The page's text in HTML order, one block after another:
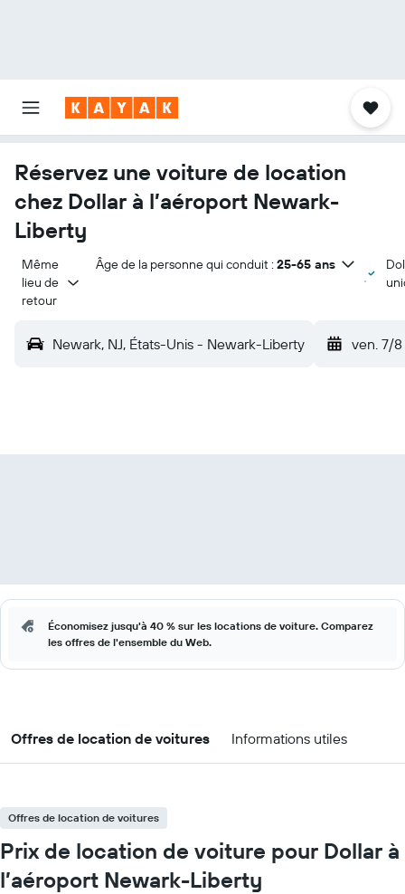
Réservez une voiture de location
chez Dollar à l’aéroport Newark-
Liberty
Même
lieu de
retour
Âge de la personne qui conduit : 25-65 ans
Newark, NJ, États-Unis - Newark-Liberty ven. 7/8
Économisez jusqu'à 40 % sur les locations de voiture. Comparez
les offres de l'ensemble du Web.
Offres de location de voitures Informations utiles
Offres de location de voitures
Prix de location de voiture pour Dollar à
l’aéroport Newark-Liberty